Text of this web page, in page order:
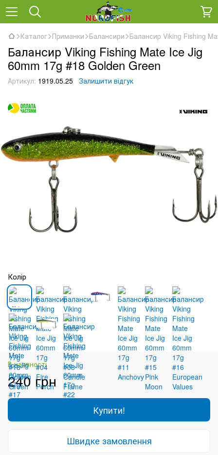
Каталог Приманки Балансири Балансир Viking Fishing
Балансир Viking Fishing Mate Ice Jig
60mm 17g #18 Golden Green
Артикул: 1919.05.25 Залишити відгук
Колір
В наявності
240 грн
Купити!
Швидке замовлення